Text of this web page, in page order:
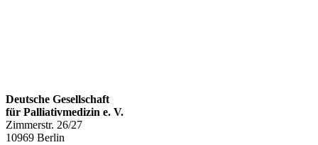
Deutsche Gesellschaft
für Palliativmedizin e. V.
Zimmerstr. 26/27
10969 Berlin